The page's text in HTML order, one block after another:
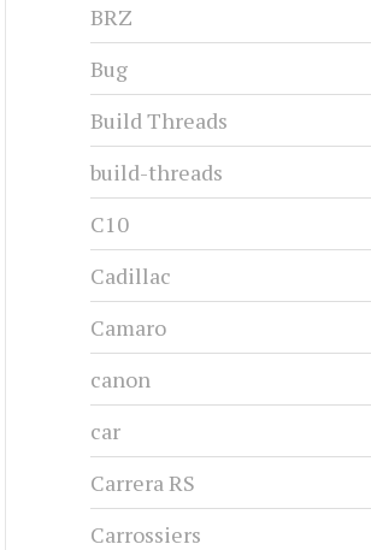
BRZ
Bug
Build Threads
build-threads
C10
Cadillac
Camaro
canon
car
Carrera RS
Carrossiers